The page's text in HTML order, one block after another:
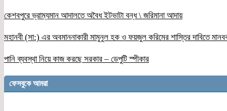
কেশবপুরে ভ্রাম্যমান আদালতে অবৈধ ইটভাটা বন্ধ \ জরিমানা আদায়
মহানবী (সা:) এর অবমাননাকারী মামুনুল হক ও ফয়জুল করিমের শাস্তির দাবিতে
পানি ব্যবস্থা নিয়ে কাজ করছে সরকার – ডেপুটি স্পীকার
ফেসবুকে আমরা